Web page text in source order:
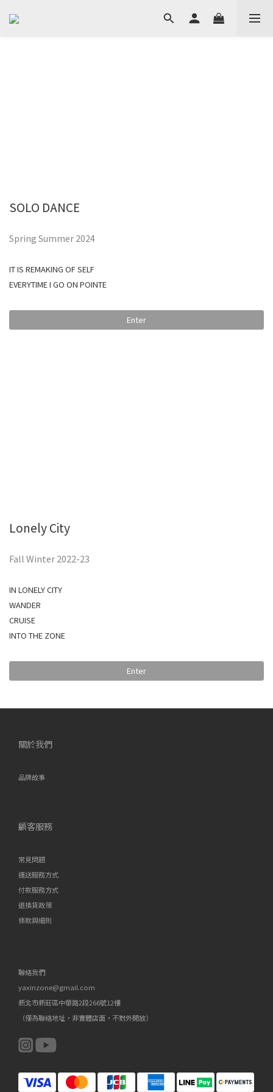
SOLO DANCE
Spring Summer 2024
IT IS REMAKING OF SELF
EVERYTIME I GO ON POINTE
Enter
Lonely City
Fall Winter 2022-23
IN LONELY CITY
WANDER
CRUISE
INTO THE ZONE
Enter
關於我們
品牌故事
顧客服務
常見問題
運送服務方式
付款服務方式
退換貨政策
條款與細則
聯絡我們
yaxinzone@gmail.com
新北市新莊區中華路2段266號12樓
（僅為聯絡地址，非實體店面，不對外開放）